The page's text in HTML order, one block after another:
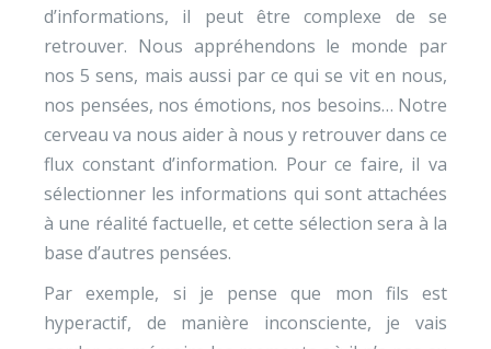
d’informations, il peut être complexe de se
retrouver. Nous appréhendons le monde par
nos 5 sens, mais aussi par ce qui se vit en nous,
nos pensées, nos émotions, nos besoins… Notre
cerveau va nous aider à nous y retrouver dans ce
flux constant d’information. Pour ce faire, il va
sélectionner les informations qui sont attachées
à une réalité factuelle, et cette sélection sera à la
base d’autres pensées.
Par exemple, si je pense que mon fils est
hyperactif, de manière inconsciente, je vais